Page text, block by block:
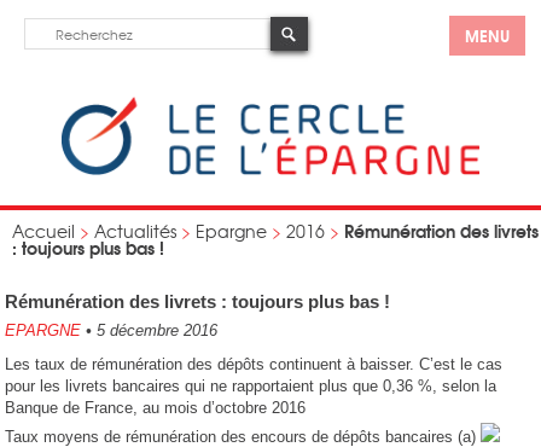
MENU
Accueil > Actualités > Epargne > 2016 > Rémunération des livrets
: toujours plus bas !
Rémunération des livrets : toujours plus bas !
EPARGNE • 5 décembre 2016
Les taux de rémunération des dépôts continuent à baisser. C’est le cas
pour les livrets bancaires qui ne rapportaient plus que 0,36 %, selon la
Banque de France, au mois d’octobre 2016
Taux moyens de rémunération des encours de dépôts bancaires (a)